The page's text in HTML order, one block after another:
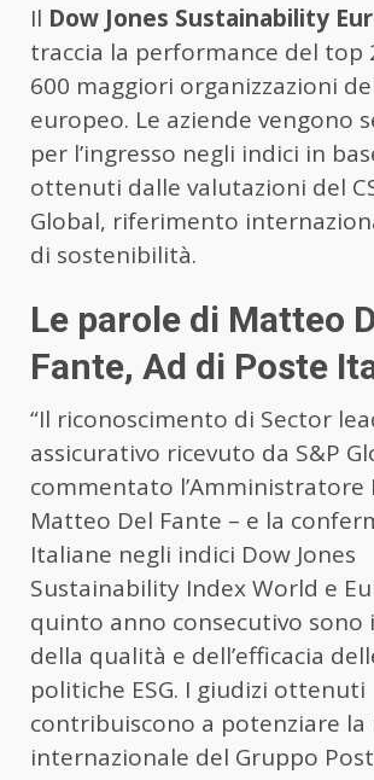
Il Dow Jones Sustainability
traccia la performance del top
600 maggiori organizzazioni
europeo. Le aziende vengono
per l’ingresso negli indici in
ottenuti dalle valutazioni del
Global, riferimento
di sostenibilità.
Le parole di Matteo
Fante, Ad di Poste
“Il riconoscimento di Sector
assicurativo ricevuto da S&P
commentato l’Amministratore
Matteo Del Fante – e la
Italiane negli indici Dow Jones
Sustainability Index World e
quinto anno consecutivo sono
della qualità e dell’efficacia
politiche ESG. I giudizi ottenuti
contribuiscono a potenziare
internazionale del Gruppo